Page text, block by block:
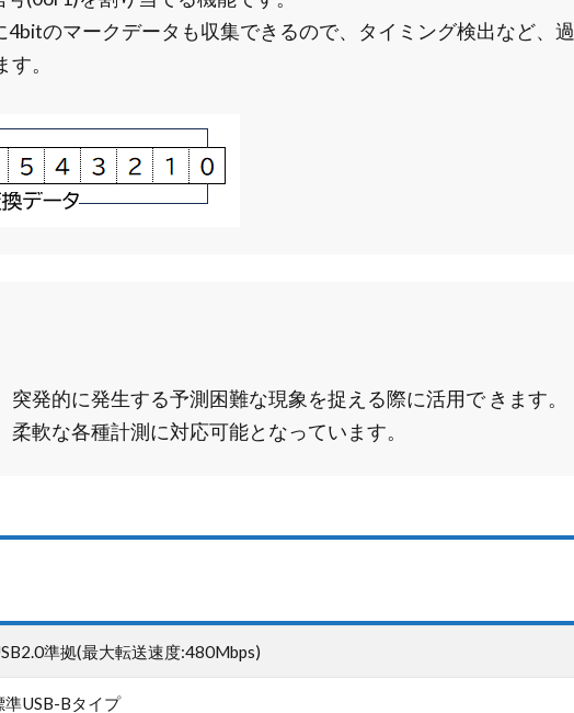
のマークデータも収集できるので、タイミング検出など、過
。
発的に発生する予測困難な現象を捉える際に活用で きます。
軟な各種計測に対応可能となっています。
準拠(最大転送速度:480Mbps)
準USB-Bタイプ